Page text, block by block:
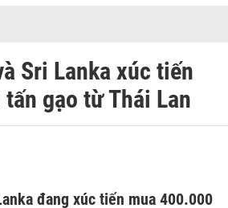
Sri Lanka xúc tiến
gạo từ Thái Lan
đang xúc tiến mua 400.000